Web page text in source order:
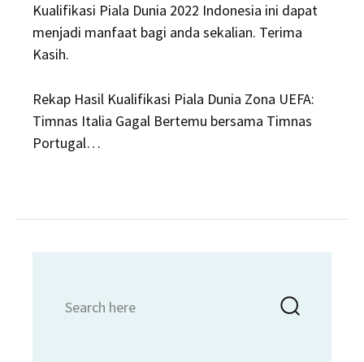
Kualifikasi Piala Dunia 2022 Indonesia ini dapat
menjadi manfaat bagi anda sekalian. Terima
Kasih.
Rekap Hasil Kualifikasi Piala Dunia Zona UEFA:
Timnas Italia Gagal Bertemu bersama Timnas
Portugal…
for: